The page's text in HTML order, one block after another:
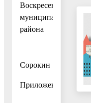
Воскресенского
муниципального
района
Сорокин